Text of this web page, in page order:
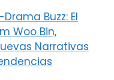
Buzz: El
Woo Bin,
Narrativas